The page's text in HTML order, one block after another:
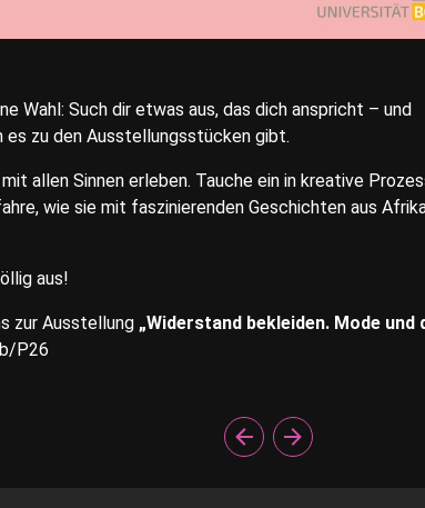
Wahl: Such dir etwas aus, das dich anspricht – und
es zu den Ausstellungsstücken gibt.
allen Sinnen erleben. Tauche ein in kreative
wie sie mit faszinierenden Geschichten aus
aus!
zur Ausstellung „Widerstand bekleiden. Mode und
P26